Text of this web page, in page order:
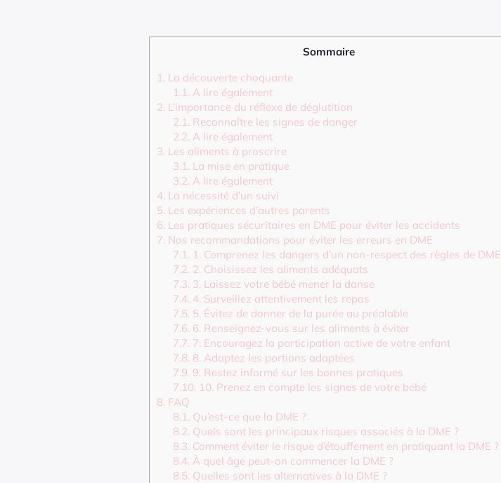
Sommaire
1. La découverte choquante
1.1. A lire également
2. L’importance du réflexe de déglutition
2.1. Reconnaître les signes de danger
2.2. A lire également
3. Les aliments à proscrire
3.1. La mise en pratique
3.2. A lire également
4. La nécessité d’un suivi
5. Les expériences d’autres parents
6. Les pratiques sécuritaires en DME pour éviter les accidents
7. Nos recommandations pour éviter les erreurs en DME
7.1. 1. Comprenez les dangers d’un non-respect des règles de DME
7.2. 2. Choisissez les aliments adéquats
7.3. 3. Laissez votre bébé mener la danse
7.4. 4. Surveillez attentivement les repas
7.5. 5. Évitez de donner de la purée au préalable
7.6. 6. Renseignez-vous sur les aliments à éviter
7.7. 7. Encouragez la participation active de votre enfant
7.8. 8. Adaptez les portions adaptées
7.9. 9. Restez informé sur les bonnes pratiques
7.10. 10. Prenez en compte les signes de votre bébé
8. FAQ
8.1. Qu’est-ce que la DME ?
8.2. Quels sont les principaux risques associés à la DME ?
8.3. Comment éviter le risque d’étouffement en pratiquant la DME ?
8.4. À quel âge peut-on commencer la DME ?
8.5. Quelles sont les alternatives à la DME ?